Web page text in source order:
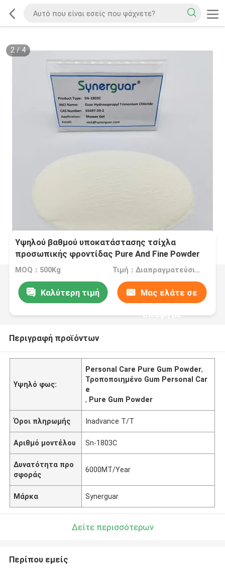
2/ 4
Υψηλού βαθμού υποκατάστασης τσίχλα
προσωπικής φροντίδας Pure And Fine Powder
Keep In A Cool
MOQ：500Kg Τιμή：Διαπραγματεύσιμα
Καλύτερη τιμή Μας ελάτε σε
επαφή με
Περιγραφή προϊόντων
Υψηλό φως:
Personal Care Pure Gum Powder,
Τροποποιημένο Gum Personal Car
e
, Pure Gum Powder
Όροι πληρωμής Inadvance T/T
Αριθμό μοντέλου Sn-1803C
Δυνατότητα προ
σφοράς
6000MT/Year
Μάρκα Synerguar
Δείτε περισσότερων
Περίπου εμείς